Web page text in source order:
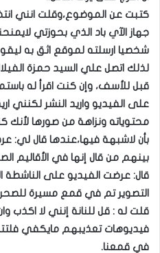
كتبت عن الموضوع،وقلت انني
جهاز الآي باد الذي بحوزتي
شخصيا ارسلته لموقع اثق به
لذلك اتصل علي السيد حمزة
قبل للأسف، وإن كنت اقرأ له
على الفيديو واريد النشر لكنني
محتوياته ونزاهة من صورها
بأن لاشبهة فيها،عندها قال
بينهم من قال إنها في الأقاليم
قال: عرضت الفيديو على الناشطة
التصوير تم في قمع مسيرة
قلت له : قل للنانة إنني لا اكذب
فيديوهات تعذيبهم مايكفي
في قمعنا.